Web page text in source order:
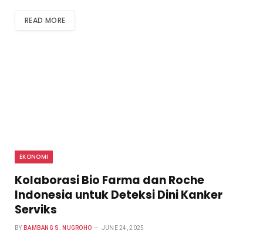
READ MORE
EKONOMI
Kolaborasi Bio Farma dan Roche
Indonesia untuk Deteksi Dini Kanker
Serviks
BY BAMBANG S. NUGROHO JUNE 24, 2025